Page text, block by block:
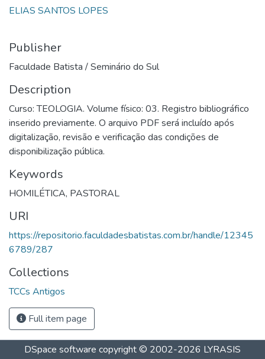
ELIAS SANTOS LOPES
Publisher
Faculdade Batista / Seminário do Sul
Description
Curso: TEOLOGIA. Volume físico: 03. Registro bibliográfico
inserido previamente. O arquivo PDF será incluído após
digitalização, revisão e verificação das condições de
disponibilização pública.
Keywords
HOMILÉTICA, PASTORAL
URI
https://repositorio.faculdadesbatistas.com.br/handle/12345
6789/287
Collections
TCCs Antigos
Full item page
DSpace software copyright © 2002-2026 LYRASIS